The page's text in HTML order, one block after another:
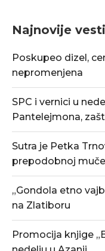
Najnovije vesti
Poskupeo dizel,
nepromenjena
SPC i vernici u
Pantelejmona,
Sutra je Petka
prepodobnoj
„Gondola etno
na Zlatiboru
Promocija knjige